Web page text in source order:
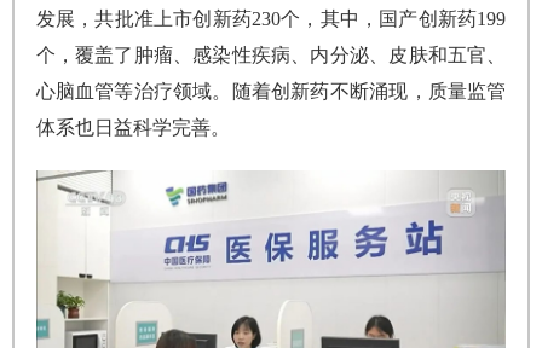
发展，共批准上市创新药230个，其中，国产创新药199
个，覆盖了肿瘤、感染性疾病、内分泌、皮肤和五官、
心脑血管等治疗领域。随着创新药不断涌现，质量监管
体系也日益科学完善。